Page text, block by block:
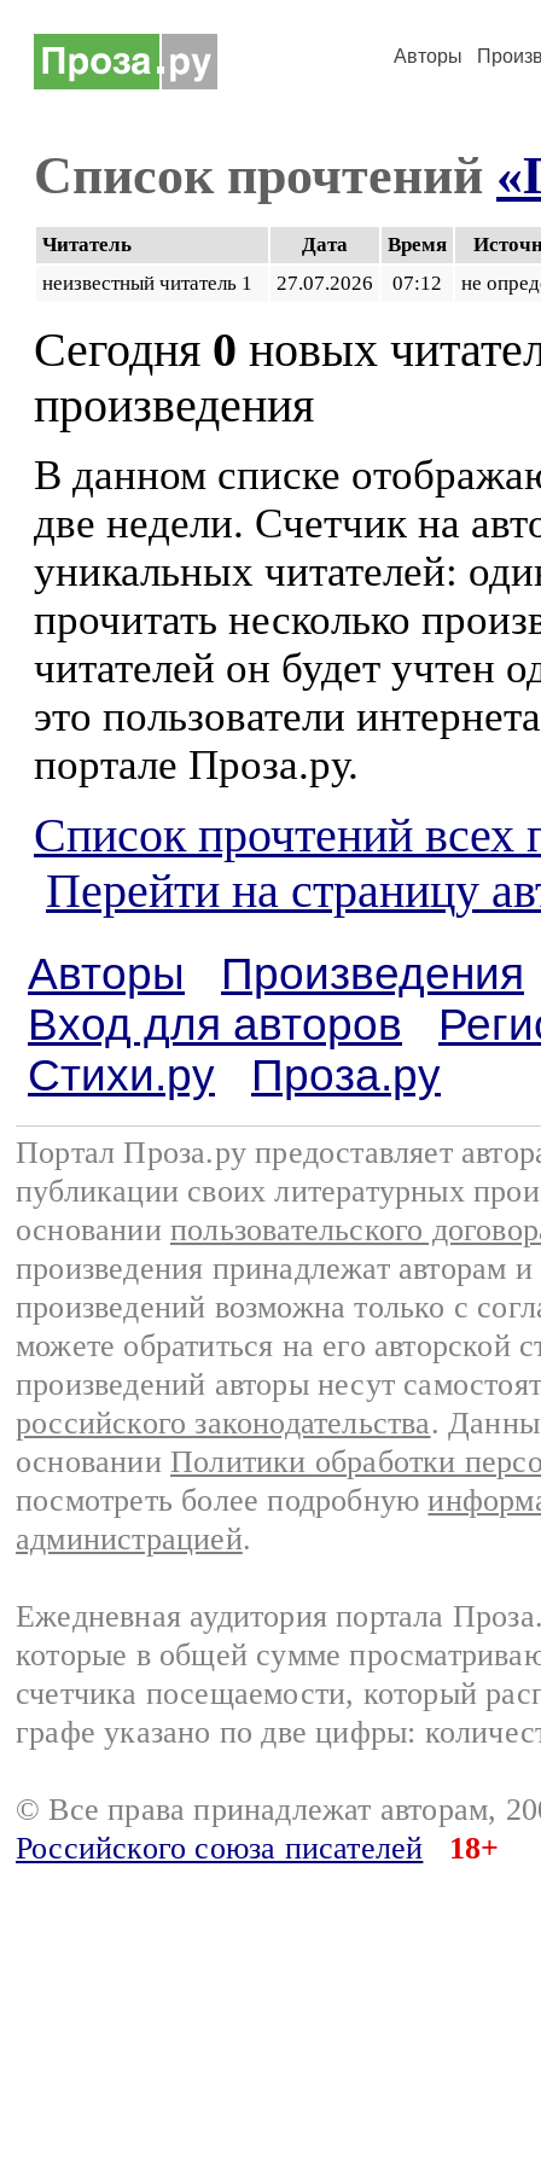
Авторы
Список прочтений
Читатель Дата Время
неизвестный читатель 1
27.07.2026 07:12 не
Сегодня 0 новых
произведения
В данном списке
две недели. Счетчик на
уникальных читателей:
прочитать несколько
читателей он будет учтен
это пользователи
портале Проза.ру.
Список прочтений всех
Перейти на страницу
Авторы
Произведения
Вход для авторов
Стихи.ру
Проза.ру
Портал Проза.ру предоставляет
публикации своих литературных
основании пользовательского
произведения принадлежат авторам
произведений возможна только с
можете обратиться на его авторской
произведений авторы несут
российского законодательства.
основании Политики обработки
посмотреть более подробную
администрацией.
Ежедневная аудитория портала
которые в общей сумме
счетчика посещаемости, который
графе указано по две цифры:
© Все права принадлежат авторам,
Российского союза писателей
18+